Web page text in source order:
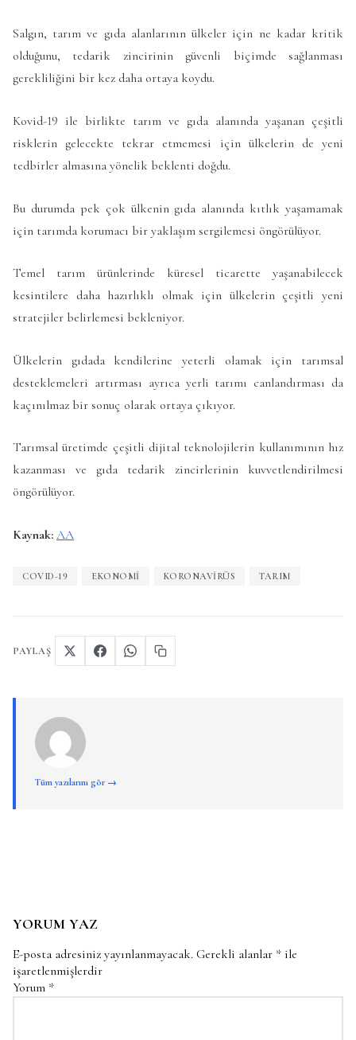
Salgın, tarım ve gıda alanlarının ülkeler için ne kadar kritik
olduğunu, tedarik zincirinin güvenli biçimde sağlanması
gerekliliğini bir kez daha ortaya koydu.
Kovid-19 ile birlikte tarım ve gıda alanında yaşanan çeşitli
risklerin gelecekte tekrar etmemesi için ülkelerin de yeni
tedbirler almasına yönelik beklenti doğdu.
Bu durumda pek çok ülkenin gıda alanında kıtlık yaşamamak
için tarımda korumacı bir yaklaşım sergilemesi öngörülüyor.
Temel tarım ürünlerinde küresel ticarette yaşanabilecek
kesintilere daha hazırlıklı olmak için ülkelerin çeşitli yeni
stratejiler belirlemesi bekleniyor.
Ülkelerin gıdada kendilerine yeterli olamak için tarımsal
desteklemeleri artırması ayrıca yerli tarımı canlandırması da
kaçınılmaz bir sonuç olarak ortaya çıkıyor.
Tarımsal üretimde çeşitli dijital teknolojilerin kullanımının hız
kazanması ve gıda tedarik zincirlerinin kuvvetlendirilmesi
öngörülüyor.
Kaynak: AA
COVID-19 EKONOMI KORONAVIRÜS TARIM
PAYLAŞ
Tüm yazılarını gör →
YORUM YAZ
E-posta adresiniz yayınlanmayacak. Gerekli alanlar * ile
işaretlenmişlerdir
Yorum *